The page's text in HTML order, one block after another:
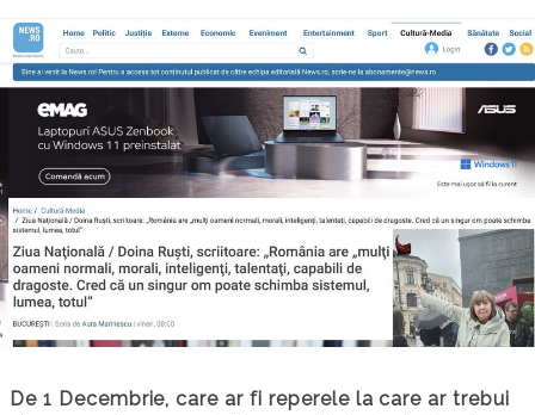
De 1 Decembrie, care ar fi reperele la care ar trebui